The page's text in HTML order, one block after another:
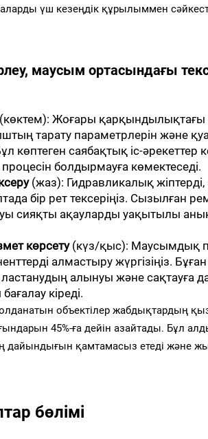
үш кезеңдік құрылыммен
маусым ортасындағы
(көктем): Жоғары қарқындылықтағы
тарату параметрлерін және
көптеген саябақтық іс-әрекеттер
болдырмауға көмектеседі.
(жаз): Гидравликалық
бір рет тексеріңіз. Сызылған
сияқты ақауларды уақытылы
көрсету (күз/қыс): Маусымдық
алмастыру жүргізіңіз.
ластанудың алынуы және сақтауға
кіреді.
объектілер жабдықтардың
45%-ға дейін азайтады. Бұл
дайындығын қамтамасыз етеді және
бөлімі